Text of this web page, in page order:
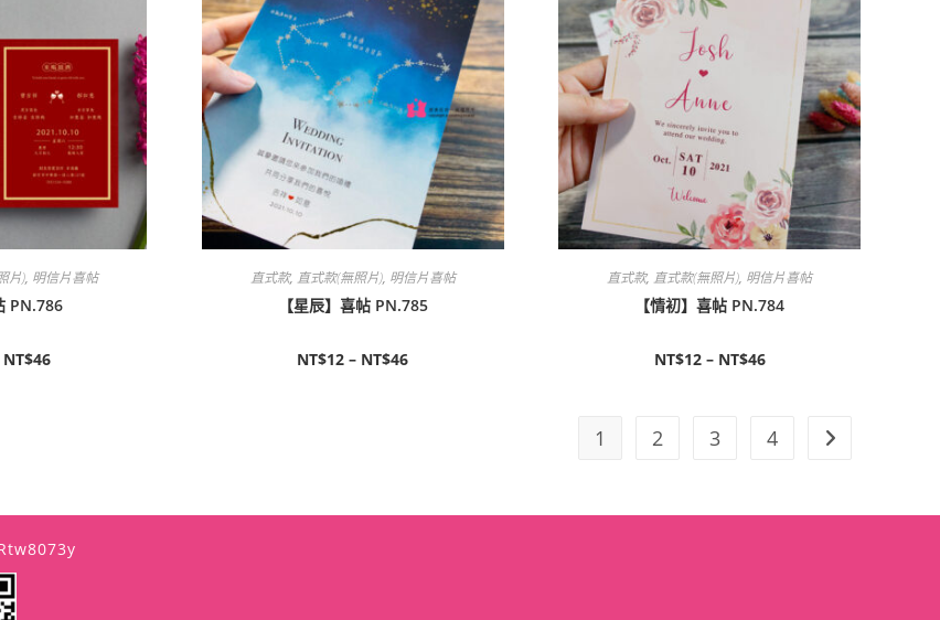
片), 明信片喜帖
PN.786
NT$46
直式款, 直式款(無照片), 明信片喜帖
【星辰】喜帖 PN.785
NT$12 – NT$46
直式款, 直式款(無照片), 明信片喜帖
【情初】喜帖 PN.784
NT$12– NT$46
1 2 3 4